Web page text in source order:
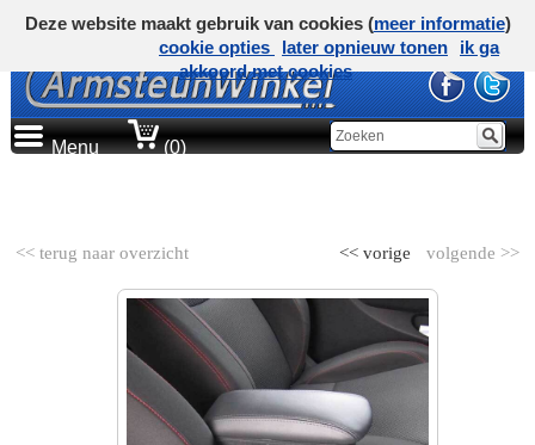
Menu (0)
<< terug naar overzicht volgende >>
<< vorige
Deze website maakt gebruik van cookies (meer informatie)
cookie opties
later opnieuw tonen
ik ga
akkoord met cookies